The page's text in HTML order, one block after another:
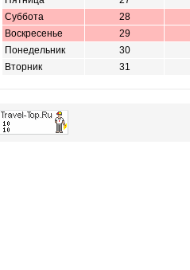
Суббота
28
Воскресенье
29
Понедельник
30
Вторник
31